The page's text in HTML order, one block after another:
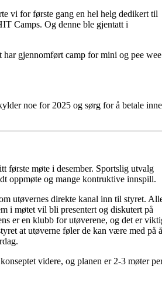
vi for første gang en hel helg dedikert til
Camps. Og denne ble gjentatt i
har gjennomført camp for mini og pee wee
noe for 2025 og sørg for å betale
første møte i desember. Sportslig utvalg
oppmøte og mange kontruktive innspill.
utøvernes direkte kanal inn til styret.
i møtet vil bli presentert og diskutert på
er en klubb for utøverene, og det er
at utøverne føler de kan være med på å
videre, og planen er 2-3 møter